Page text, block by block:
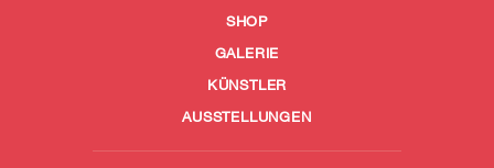
SHOP
GALERIE
KÜNSTLER
AUSSTELLUNGEN